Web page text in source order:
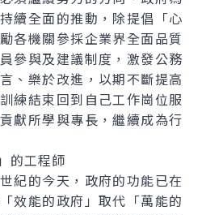
續全面的推動，除提倡「心
各機關參採企業界全面品質
參與及建議制度，激發公務
、樂於改進，以期不斷提高
練結束回到自己工作崗位服
獻所學與專長，繼續成為行
的工程師
的今天，政府的功能已在
效能的政府」取代「萬能的